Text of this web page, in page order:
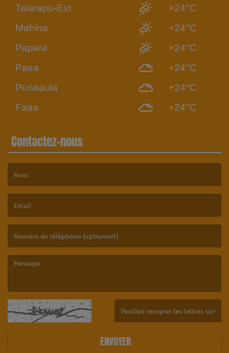
Taiarapu-Est
+24°C
Mahina
+24°C
Papara
+24°C
Paea
+24°C
Punaauia
+24°C
Faaa
+24°C
Contactez-nous
ENVOYER